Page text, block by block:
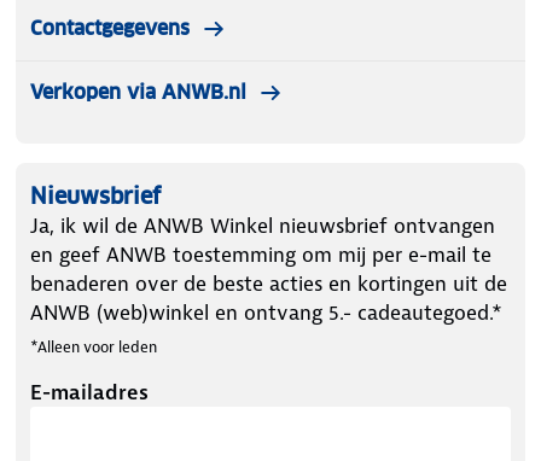
Contactgegevens
Verkopen via ANWB.nl
Nieuwsbrief
Ja, ik wil de ANWB Winkel nieuwsbrief ontvangen
en geef ANWB toestemming om mij per e-mail te
benaderen over de beste acties en kortingen uit de
ANWB (web)winkel en ontvang 5.- cadeautegoed.*
*Alleen voor leden
E-mailadres